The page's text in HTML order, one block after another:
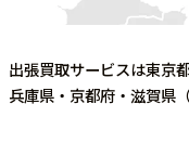
出張買取サービスは東京
兵庫県・京都府・滋賀県